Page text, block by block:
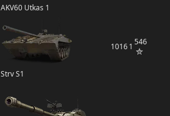
AKV60 Utkas 1
Strv S1
10161 546